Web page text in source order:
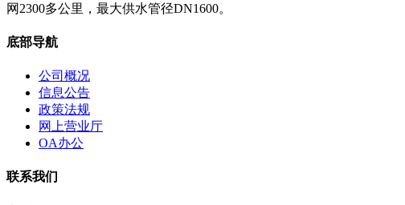
网2300多公里，最大供水管径DN1600。
底部导航
公司概况
信息公告
政策法规
网上营业厅
OA办公
联系我们